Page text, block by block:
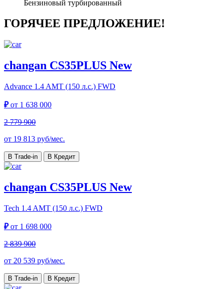
Бензиновый турбированный
ГОРЯЧЕЕ ПРЕДЛОЖЕНИЕ!
changan CS35PLUS New
Advance 1.4 AMT (150 л.с.) FWD
₽от 1 638 000
2 779 900
от 19 813 руб/мес.
В Trade-in В Кредит
changan CS35PLUS New
Tech 1.4 AMT (150 л.с.) FWD
₽от 1 698 000
2 839 900
от 20 539 руб/мес.
В Trade-in В Кредит